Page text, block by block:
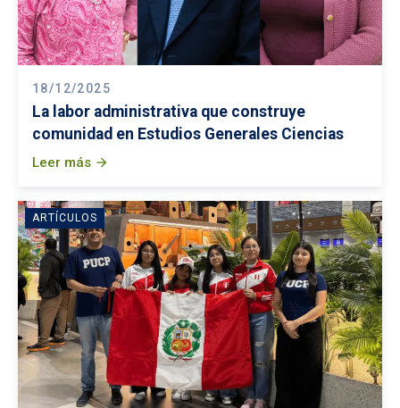
18/12/2025
La labor administrativa que construye
comunidad en Estudios Generales Ciencias
Leer más arrow_forward
ARTÍCULOS